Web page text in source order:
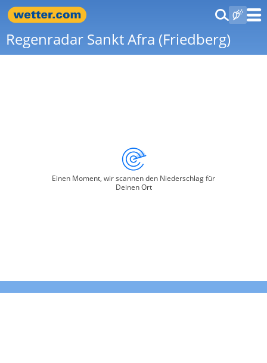
Regenradar Sankt Afra (Friedberg)
Einen Moment, wir scannen den Niederschlag für
Deinen Ort